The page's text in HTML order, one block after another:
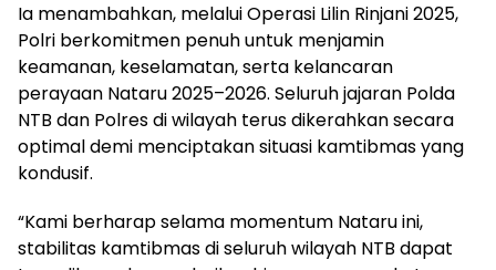
Ia menambahkan, melalui Operasi Lilin Rinjani 2025,
Polri berkomitmen penuh untuk menjamin
keamanan, keselamatan, serta kelancaran
perayaan Nataru 2025–2026. Seluruh jajaran Polda
NTB dan Polres di wilayah terus dikerahkan secara
optimal demi menciptakan situasi kamtibmas yang
kondusif.
“Kami berharap selama momentum Nataru ini,
stabilitas kamtibmas di seluruh wilayah NTB dapat